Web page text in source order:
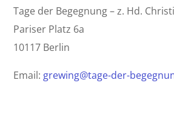
Tage der Begegnung – z. Hd.
Pariser Platz 6a
10117 Berlin
Email: grewing@tage-der-